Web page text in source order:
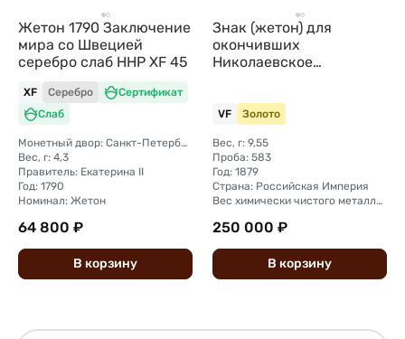
Жетон 1790 Заключение
мира со Швецией
серебро слаб ННР XF 45
XF Серебро
Сертификат
Слаб
Монетный двор: Санкт-Петербургский монетный двор
Вес, г: 4,3
Правитель: Екатерина II
Год: 1790
Номинал: Жетон
64 800 ₽
В корзину
Знак (жетон) для
окончивших
Николаевское
VF Золото
Вес, г: 9,55
Проба: 583
Год: 1879
Страна: Российская Империя
Вес химически чистого металла, г: 5,57
250 000 ₽
В корзину